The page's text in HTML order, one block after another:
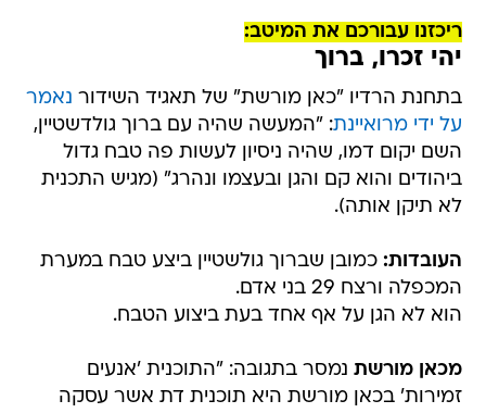
ריכזנו עבורכם את המיטב:
יהי זכרו, ברוך
בתחנת הרדיו "כאן מורשת" של תאגיד השידור נאמר
על ידי מרואיינת: "המעשה שהיה עם ברוך גולדשטיין,
השם יקום דמו, שהיה ניסיון לעשות פה טבח גדול
ביהודים והוא קם והגן ובעצמו ונהרג" (מגיש התכנית
לא תיקן אותה).
העובדות: כמובן שברוך גולשטיין ביצע טבח במערת
המכפלה ורצח 29 בני אדם.
הוא לא הגן על אף אחד בעת ביצוע הטבח.
מכאן מורשת נמסר בתגובה: "התוכנית 'אנעים
זמירות' בכאן מורשת היא תוכנית דת אשר עסקה